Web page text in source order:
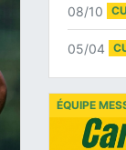
08/10
05/04
ÉQUIPE